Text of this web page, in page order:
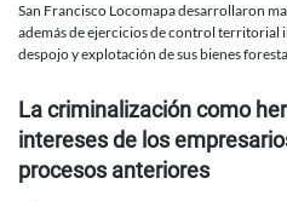
San Francisco Locomapa desarrollaron
además de ejercicios de control territorial
despojo y explotación de sus bienes
La criminalización como
intereses de los
procesos anteriores